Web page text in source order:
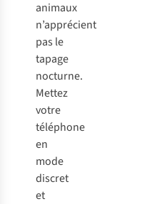
animaux
n’apprécient
pas le
tapage
nocturne.
Mettez
votre
téléphone
en
mode
discret
et